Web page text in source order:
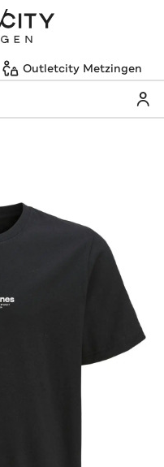
Outletcity Metzingen